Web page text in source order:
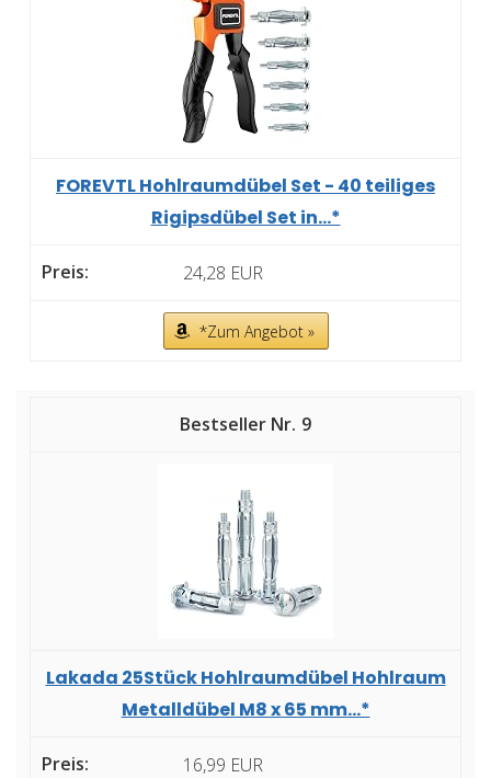
FOREVTL Hohlraumdübel Set - 40 teiliges
Rigipsdübel Set in...*
24,28 EUR
*Zum Angebot »
9
Lakada 25Stück Hohlraumdübel Hohlraum
Metalldübel M8 x 65 mm...*
16,99 EUR